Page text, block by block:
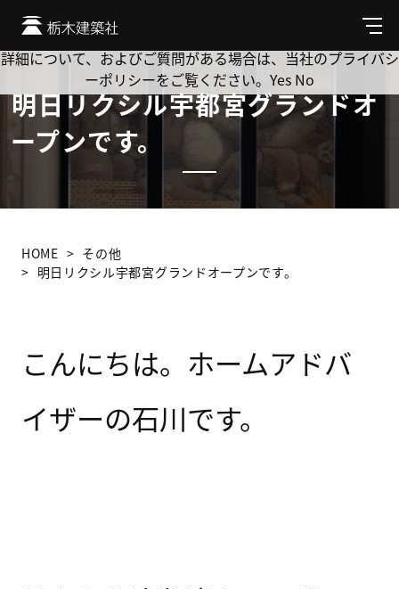
メ
ニ
ュ
明日リクシル宇都宮グランドオ
ープンです。
HOME
その他
明日リクシル宇都宮グランドオープンです。
こんにちは。ホームアドバ
イザーの石川です。
Cookie を使用して、お客様の活動を追跡してもよろしいです
か? 当社ではお客様のプライバシーを極めて重視しています。
詳細について、およびご質問がある場合は、当社のプライバシ
ーポリシーをご覧ください。 Yes No